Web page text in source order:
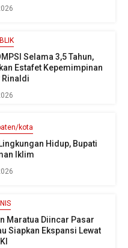
Selama 3,5 Tahun,
Estafet Kepemimpinan
Rinaldi
kota
Hidup, Bupati
Iklim
Maratua Diincar Pasar
Siapkan Ekspansi Lewat